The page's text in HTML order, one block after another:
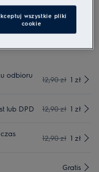
dotyczące
UE 2023/988 są
zapewnić bezpieczne
odbioru
12,90 zł 1 zł
lub DPD 12,90 zł 1 zł
12,90 zł 1 zł
Gratis
wszystkie pliki
cookie